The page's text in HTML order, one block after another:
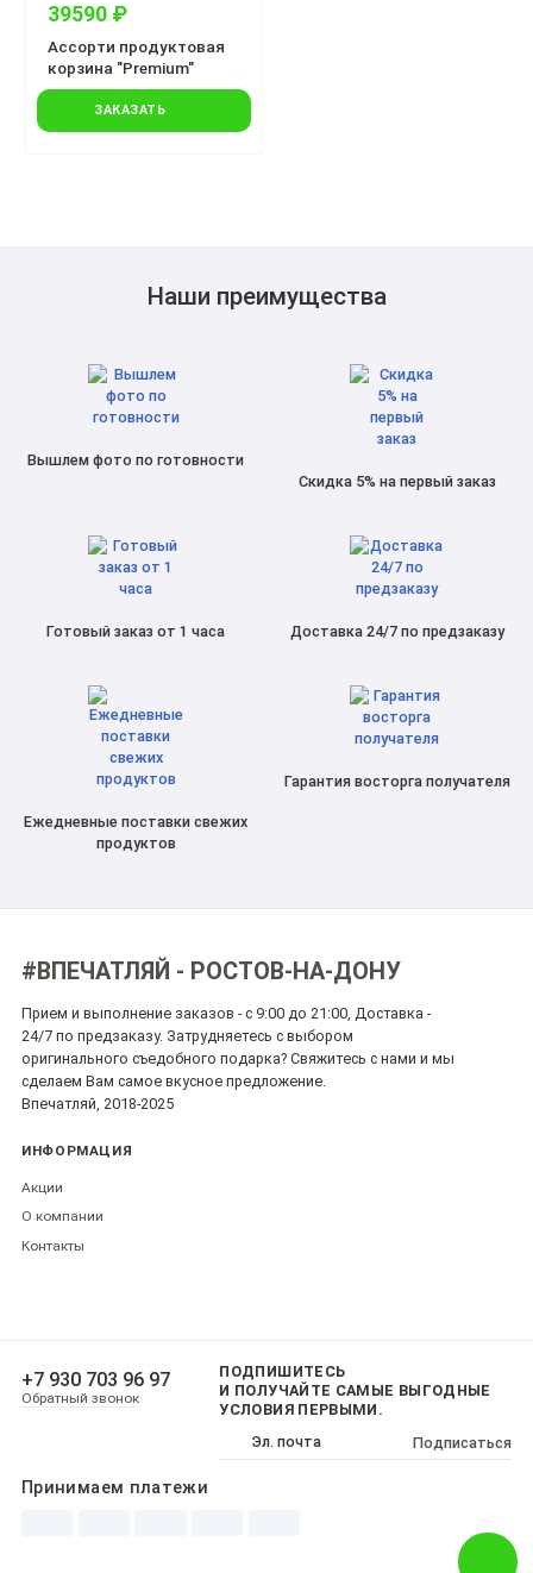
39590 ₽
Ассорти продуктовая
корзина "Premium"
ЗАКАЗАТЬ
Наши преимущества
Вышлем фото по готовности
Скидка 5% на первый заказ
Готовый заказ от 1 часа Доставка 24/7 по предзаказу
Ежедневные поставки свежих
продуктов
Гарантия восторга получателя
#ВПЕЧАТЛЯЙ - РОСТОВ-НА-ДОНУ
Прием и выполнение заказов - с 9:00 до 21:00, Доставка -
24/7 по предзаказу. Затрудняетесь с выбором
оригинального съедобного подарка? Свяжитесь с нами и мы
сделаем Вам самое вкусное предложение.
Впечатляй, 2018-2025
ИНФОРМАЦИЯ
Акции
О компании
Контакты
ПОДПИШИТЕСЬ
И ПОЛУЧАЙТЕ САМЫЕ ВЫГОДНЫЕ
УСЛОВИЯ ПЕРВЫМИ.
Подписаться
Принимаем платежи
+7 930 703 96 97
Обратный звонок